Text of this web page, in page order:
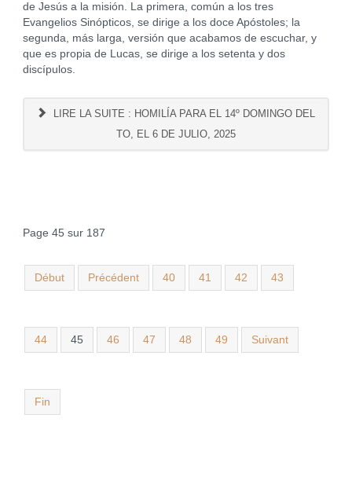
de Jesús a la misión. La primera, común a los tres
Evangelios Sinópticos, se dirige a los doce Apóstoles; la
segunda, más larga, versión que acabamos de escuchar, y
que es propia de Lucas, se dirige a los setenta y dos
discípulos.
LIRE LA SUITE : HOMILÍA PARA EL 14º DOMINGO DEL
TO, EL 6 DE JULIO, 2025
Page 45 sur 187
Début Précédent 40 41 42 43
44 45 46 47 48 49 Suivant
Fin